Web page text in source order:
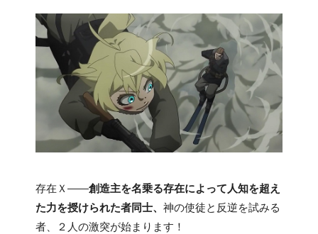
存在Ｘ――創造主を名乗る存在によって人知を超え
た力を授けられた者同士、 神の使徒と反逆を試みる
者、２人の激突が始まります！